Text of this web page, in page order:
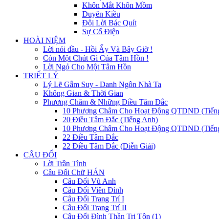
Khôn Mắt Khôn Mồm
Duyên Kiều
Đôi Lời Bác Quít
Sự Cố Điện
HOÀI NIỆM
Lời nói đầu - Hồi Ấy Và Bây Giờ !
Còn Một Chút Gì Của Tâm Hồn !
Lời Ngỏ Cho Một Tâm Hồn
TRIẾT LÝ
Lý Lẽ Gẫm Suy - Danh Ngôn Nhà Ta
Không Gian & Thời Gian
Phương Châm & Những Điều Tâm Đắc
10 Phương Châm Cho Hoạt Động QTDND
20 Điều Tâm Đắc (Tiếng Anh)
10 Phương Châm Cho Hoạt Động QTDND
22 Điều Tâm Đắc
22 Điều Tâm Đắc (Diễn Giải)
CÂU ĐỐI
Lời Trần Tình
Câu Đối Chữ HÁN
Câu Đối Vũ Anh
Câu Đối Viên Đình
Câu Đối Trang Trí I
Câu Đối Trang Trí II
Câu Đối Đình Thần Tri Tôn (1)